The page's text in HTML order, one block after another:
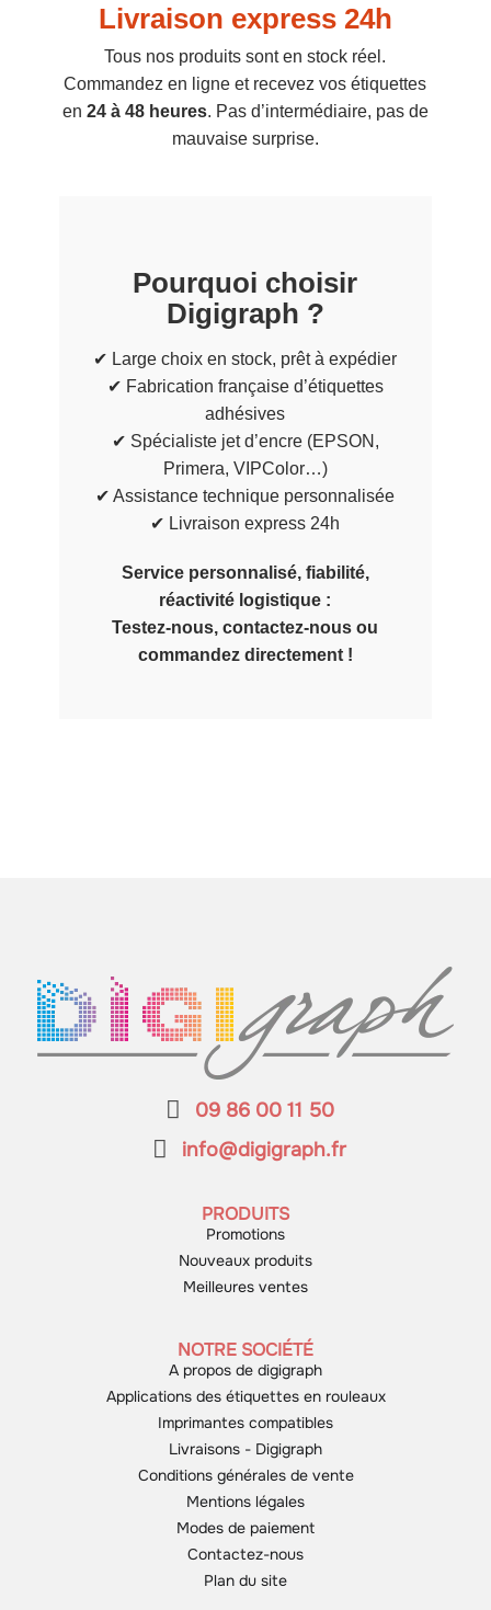
Livraison express 24h
Tous nos produits sont en stock réel.
Commandez en ligne et recevez vos étiquettes
en 24 à 48 heures. Pas d’intermédiaire, pas de
mauvaise surprise.
Pourquoi choisir
Digigraph ?
✔ Large choix en stock, prêt à expédier
✔ Fabrication française d’étiquettes
adhésives
✔ Spécialiste jet d’encre (EPSON,
Primera, VIPColor…)
✔ Assistance technique personnalisée
✔ Livraison express 24h
Service personnalisé, fiabilité,
réactivité logistique :
Testez-nous, contactez-nous ou
commandez directement !
09 86 00 11 50
info@digigraph.fr
PRODUITS
Promotions
Nouveaux produits
Meilleures ventes
NOTRE SOCIÉTÉ
A propos de digigraph
Applications des étiquettes en rouleaux
Imprimantes compatibles
Livraisons - Digigraph
Conditions générales de vente
Mentions légales
Modes de paiement
Contactez-nous
Plan du site